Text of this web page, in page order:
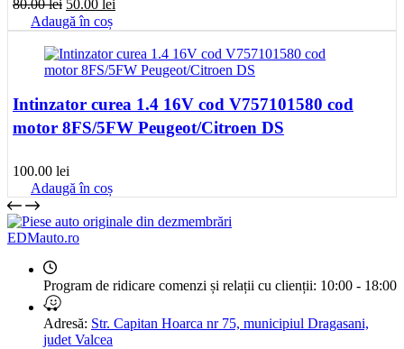
80.00lei
inițial
a
fost:
80.00 lei.
50.00 lei
este:
50.00 lei.
Adaugă în coș
Intinzator curea 1.4 16V cod V757101580 cod
motor 8FS/5FW Peugeot/Citroen DS
100.00 lei
Adaugă în coș
EDMauto.ro
Program de ridicare comenzi și relații cu clienții: 10:00 - 18:00
Adresă: Str. Capitan Hoarca nr 75, municipiul Dragasani,
judet Valcea